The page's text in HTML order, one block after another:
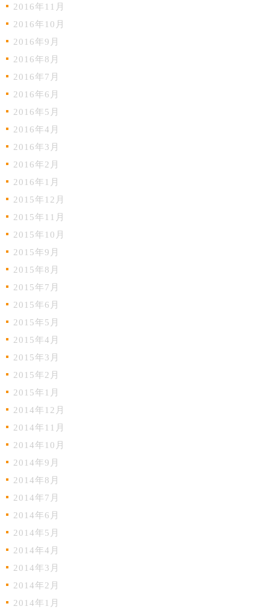
2016年11月
2016年10月
2016年9月
2016年8月
2016年7月
2016年6月
2016年5月
2016年4月
2016年3月
2016年2月
2016年1月
2015年12月
2015年11月
2015年10月
2015年9月
2015年8月
2015年7月
2015年6月
2015年5月
2015年4月
2015年3月
2015年2月
2015年1月
2014年12月
2014年11月
2014年10月
2014年9月
2014年8月
2014年7月
2014年6月
2014年5月
2014年4月
2014年3月
2014年2月
2014年1月